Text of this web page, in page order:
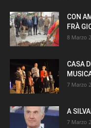
CON
FRÀ
8 Marzo
CASA
7 Marzo
A
7 Marzo